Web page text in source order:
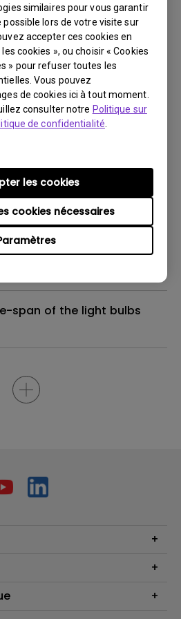
similaires pour vous garantir
possible lors de votre visite sur
accepter ces cookies en
cookies », ou choisir « Cookies
» pour refuser toutes les
Vous pouvez
de cookies ici à tout moment.
consulter notre Politique sur
de confidentialité
cookies nécessaires
les cookies
now blurred.
turned on 24/7?
Throw Technology?
not as bright (or
for a period of time?
lamp to
span of the light bulbs